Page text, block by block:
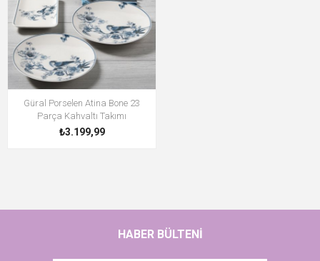
Güral Porselen Atina Bone 23
Parça Kahvaltı Takımı
₺3.199,99
HABER BÜLTENI